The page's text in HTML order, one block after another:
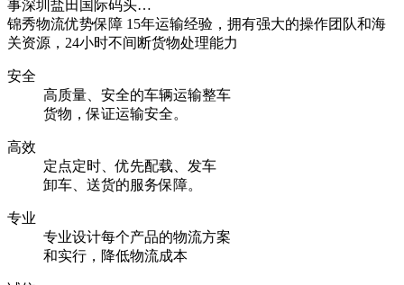
事深圳盐田国际码头…
锦秀物流优势保障 15年运输经验，拥有强大的操作团队和海
关资源，24小时不间断货物处理能力
安全
高质量、安全的车辆运输整车
货物，保证运输安全。
高效
定点定时、优先配载、发车
卸车、送货的服务保障。
专业
专业设计每个产品的物流方案
和实行，降低物流成本